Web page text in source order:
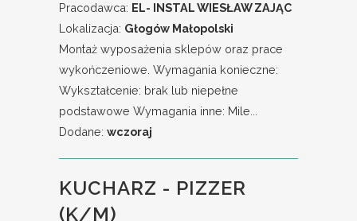
Pracodawca: EL- INSTAL WIESŁAW ZAJĄC
Lokalizacja: Głogów Małopolski
Montaż wyposażenia sklepów oraz prace
wykończeniowe. Wymagania konieczne:
Wykształcenie: brak lub niepełne
podstawowe Wymagania inne: Mile...
Dodane: wczoraj
KUCHARZ - PIZZER
(K/M)